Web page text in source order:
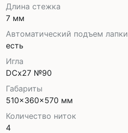
Длина стежка
7 мм
Автоматический подъем лапки
есть
Игла
DCx27 №90
Габариты
510x360x570 мм
Количество ниток
4